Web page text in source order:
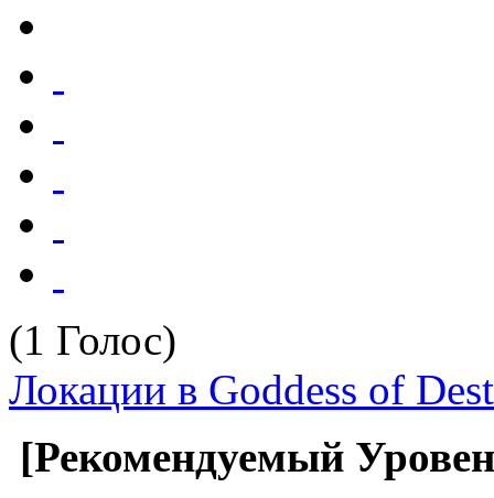
(1 Голос)
Локации в Goddess of
[Рекомендуемый